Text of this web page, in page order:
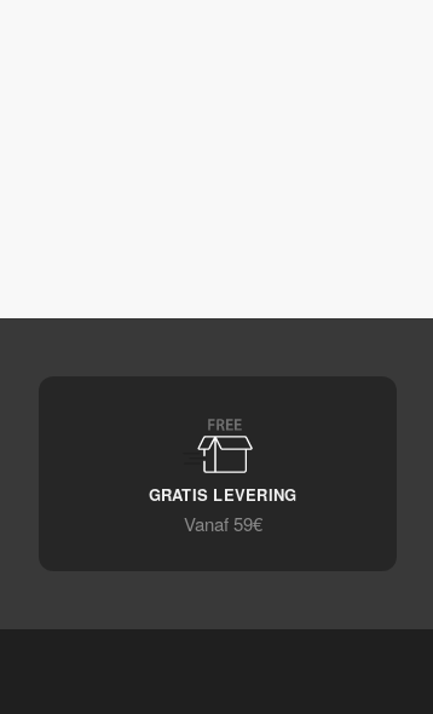
GRATIS LEVERING
Vanaf 59€